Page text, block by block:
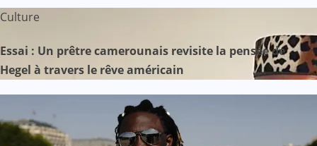
Culture
Essai : Un prêtre camerounais revisite la pensée de
Hegel à travers le rêve américain